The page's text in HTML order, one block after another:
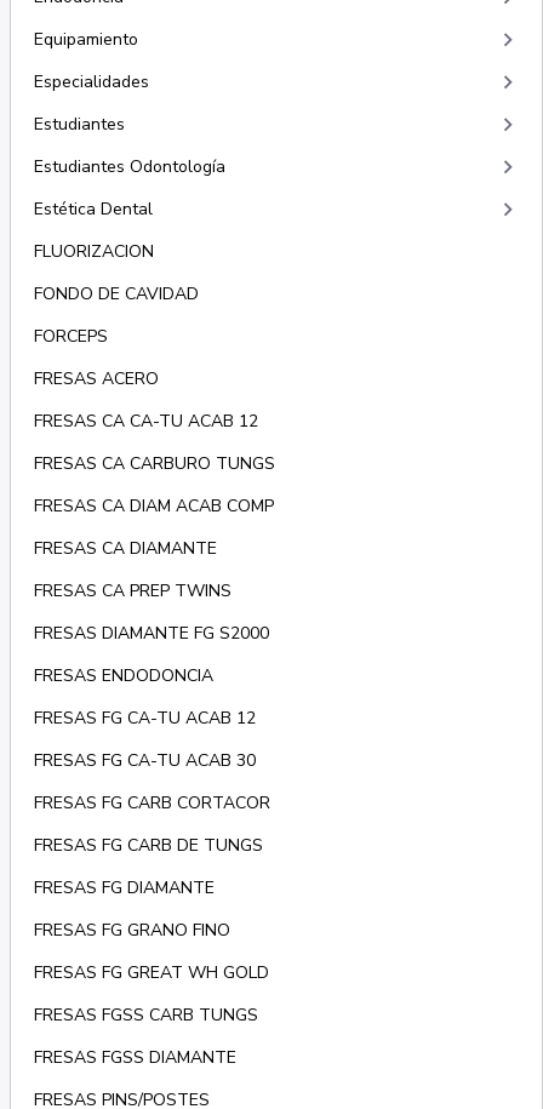
Equipamiento keyboard_arrow_right
Especialidades keyboard_arrow_right
Estudiantes keyboard_arrow_right
Estudiantes Odontología keyboard_arrow_right
Estética Dental keyboard_arrow_right
FLUORIZACION
FONDO DE CAVIDAD
FORCEPS
FRESAS ACERO
FRESAS CA CA-TU ACAB 12
FRESAS CA CARBURO TUNGS
FRESAS CA DIAM ACAB COMP
FRESAS CA DIAMANTE
FRESAS CA PREP TWINS
FRESAS DIAMANTE FG S2000
FRESAS ENDODONCIA
FRESAS FG CA-TU ACAB 12
FRESAS FG CA-TU ACAB 30
FRESAS FG CARB CORTACOR
FRESAS FG CARB DE TUNGS
FRESAS FG DIAMANTE
FRESAS FG GRANO FINO
FRESAS FG GREAT WH GOLD
FRESAS FGSS CARB TUNGS
FRESAS FGSS DIAMANTE
FRESAS PINS/POSTES